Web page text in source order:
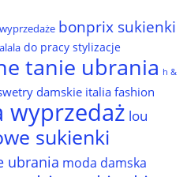
bonprix sukienki
do pracy stylizacje
tanie ubrania h &
damskie italia fashion
wyprzedaż lou
sukienki
ubrania moda damska